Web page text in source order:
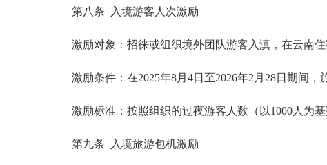
第八条 入境游客人次激励
激励对象：招徕或组织境外团队游客入滇，在云南
激励条件：在2025年8月4日至2026年2月28日期间
激励标准：按照组织的过夜游客人数（以1000人为
第九条 入境旅游包机激励